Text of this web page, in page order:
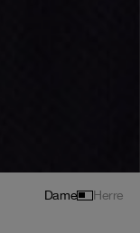
Dame
Herre